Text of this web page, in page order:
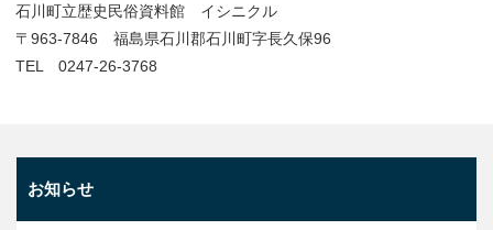
石川町立歴史民俗資料館 イシニクル
〒963-7846 福島県石川郡石川町字長久保96
TEL 0247-26-3768
お知らせ